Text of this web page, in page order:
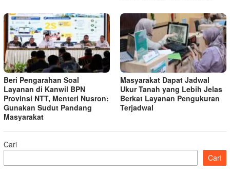
Beri Pengarahan Soal
Layanan di Kanwil BPN
Provinsi NTT, Menteri Nusron:
Gunakan Sudut Pandang
Masyarakat
Masyarakat Dapat Jadwal
Ukur Tanah yang Lebih Jelas
Berkat Layanan Pengukuran
Terjadwal
Cari
Cari